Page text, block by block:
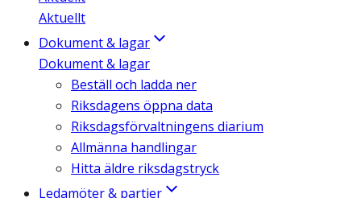
Aktuellt
Dokument & lagar
Dokument & lagar
Beställ och ladda ner
Riksdagens öppna data
Riksdagsförvaltningens diarium
Allmänna handlingar
Hitta äldre riksdagstryck
Ledamöter & partier